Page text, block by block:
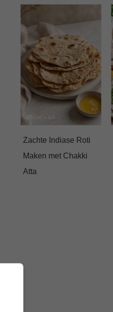
Zachte Indiase Roti
Maken met Chakki
Atta